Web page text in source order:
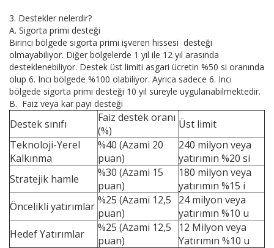
3. Destekler nelerdir?
A. Sigorta primi desteği
Birinci bölgede sigorta primi işveren hissesi desteği
olmayabiliyor. Diğer bölgelerde 1 yıl ile 12 yıl arasında
desteklenebiliyor. Destek üst limiti asgari ücretin %50 si oranında
olup 6. Incı bölgede %100 olabiliyor. Ayrıca sadece 6. Incı
bölgede sigorta primi desteği 10 yıl süreyle uygulanabilmektedir.
B. Faiz veya kar payı desteği
Destek sınıfı
Faiz destek oranı
(%)
Üst limit
Teknoloji-Yerel
Kalkınma
%40 (Azami 20
puan)
240 milyon veya
yatırımın %20 si
Stratejik hamle
%30 (Azami 15
puan)
180 milyon veya
yatırımın %15 i
Öncelikli yatırımlar %25 (Azami 12,5
puan)
24 milyon veya
yatırımın %10 u
Hedef Yatırımlar
%25 (Azami 12,5
puan)
12 Milyon veya
Yatırımın %10 u